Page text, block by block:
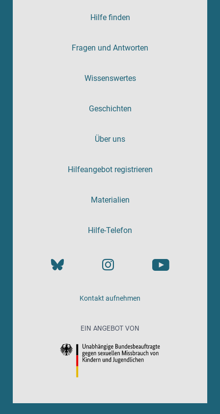
Hilfe finden
Fragen und Antworten
Wissenswertes
Geschichten
Über uns
Hilfeangebot registrieren
Materialien
Hilfe-Telefon
Kontakt aufnehmen
EIN ANGEBOT VON